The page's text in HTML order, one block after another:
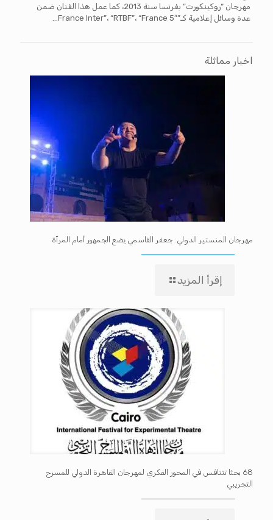
مهرجان “روكينكورت” بفرنسا سنة 2013، كما عمل هذا الفنان ضمن
عدة وسائل إعلامية كـ”France Inter”، “RTBF”، “France 5″…
اخبار مماثلة
مهرجان المنستير الدولي: جعفر القاسمي يضع الجمهور أمام المرآة
إقرأ المزيد
68 بحثا تتنافس في المحور الفكري لمهرجان القاهرة الدولي للمسرح
التجريبي